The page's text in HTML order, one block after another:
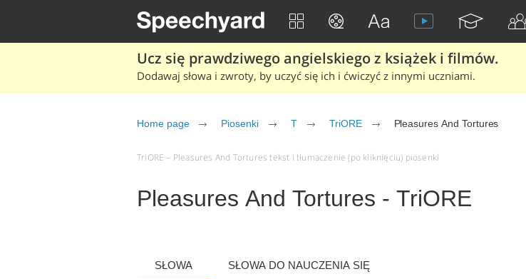
Ucz się prawdziwego angielskiego z książek i filmów.
Dodawaj słowa i zwroty, by uczyć się ich i ćwiczyć z innymi uczniami.
Home page Piosenki T TriORE Pleasures And Tortures
TriORE – Pleasures And Tortures tekst i tłumaczenie (po kliknięciu) piosenki
Pleasures And Tortures - TriORE
SŁOWA SŁOWA DO NAUCZENIA SIĘ